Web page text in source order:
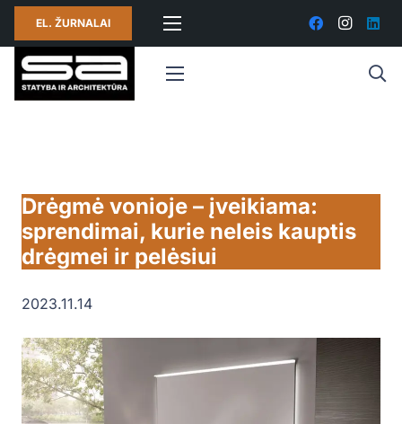
EL. ŽURNALAI
Drėgmė vonioje – įveikiama:
sprendimai, kurie neleis kauptis
drėgmei ir pelėsiui
2023.11.14